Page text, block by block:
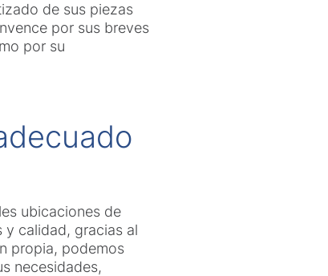
de sus piezas
por sus breves
por su
ubicaciones de
y calidad, gracias al
propia, podemos
necesidades,